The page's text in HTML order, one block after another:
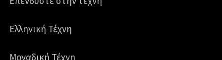
Ελληνική Τέχνη
Μοναδική Τέχνη